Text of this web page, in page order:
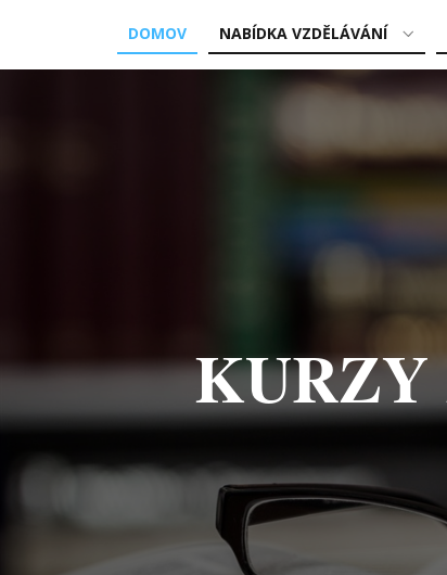
DOMOV NABÍDKA VZDĚLÁVÁNÍ